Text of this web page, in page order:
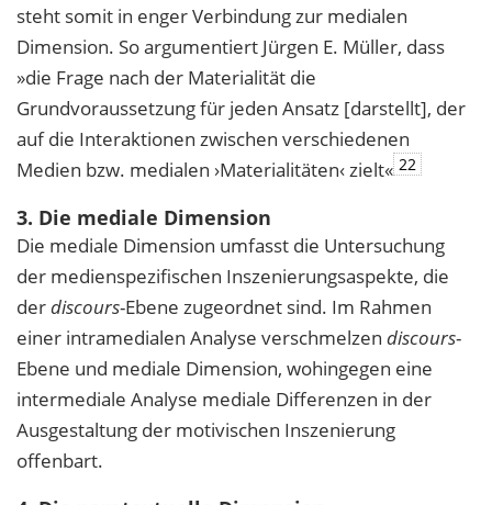
steht somit in enger Verbindung zur medialen
Dimension. So argumentiert Jürgen E. Müller, dass
»die Frage nach der Materialität die
Grundvoraussetzung für jeden Ansatz [darstellt], der
auf die Interaktionen zwischen verschiedenen
Medien bzw. medialen ›Materialitäten‹ zielt« 22
3. Die mediale Dimension
Die mediale Dimension umfasst die Untersuchung
der medienspezifischen Inszenierungsaspekte, die
derdiscours-Ebene zugeordnet sind. Im Rahmen
einer intramedialen Analyse verschmelzen discours-
Ebene und mediale Dimension, wohingegen eine
intermediale Analyse mediale Differenzen in der
Ausgestaltung der motivischen Inszenierung
offenbart.